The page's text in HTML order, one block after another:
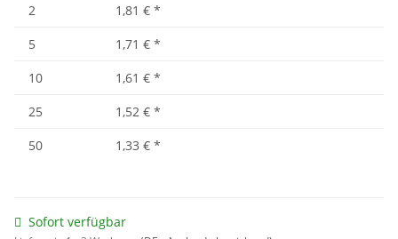
2 1,81 € *
5
1,71 € *
10
1,61 € *
25
1,52 € *
50
1,33 € *
Sofort verfügbar